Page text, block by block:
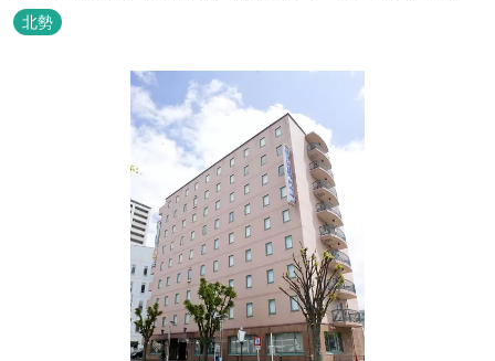
たします。
北勢